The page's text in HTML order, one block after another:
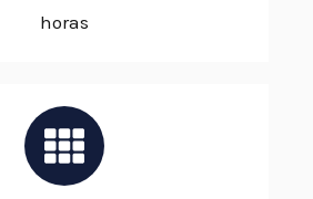
horas